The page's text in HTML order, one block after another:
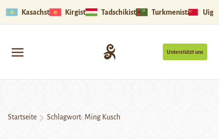
Kasachstan Kirgistan Tadschikistan Turkmenistan
Unterstützt uns
Startseite Schlagwort: Ming Kusch